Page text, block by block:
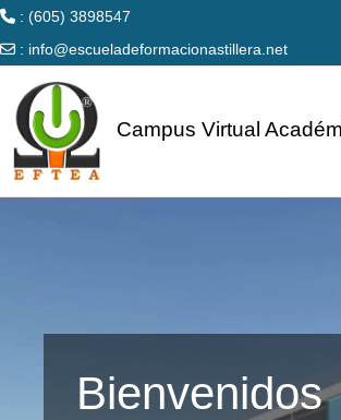
: (605) 3898547
: info@escueladeformacionastillera.net
Campus Virtual
Bienvenidos